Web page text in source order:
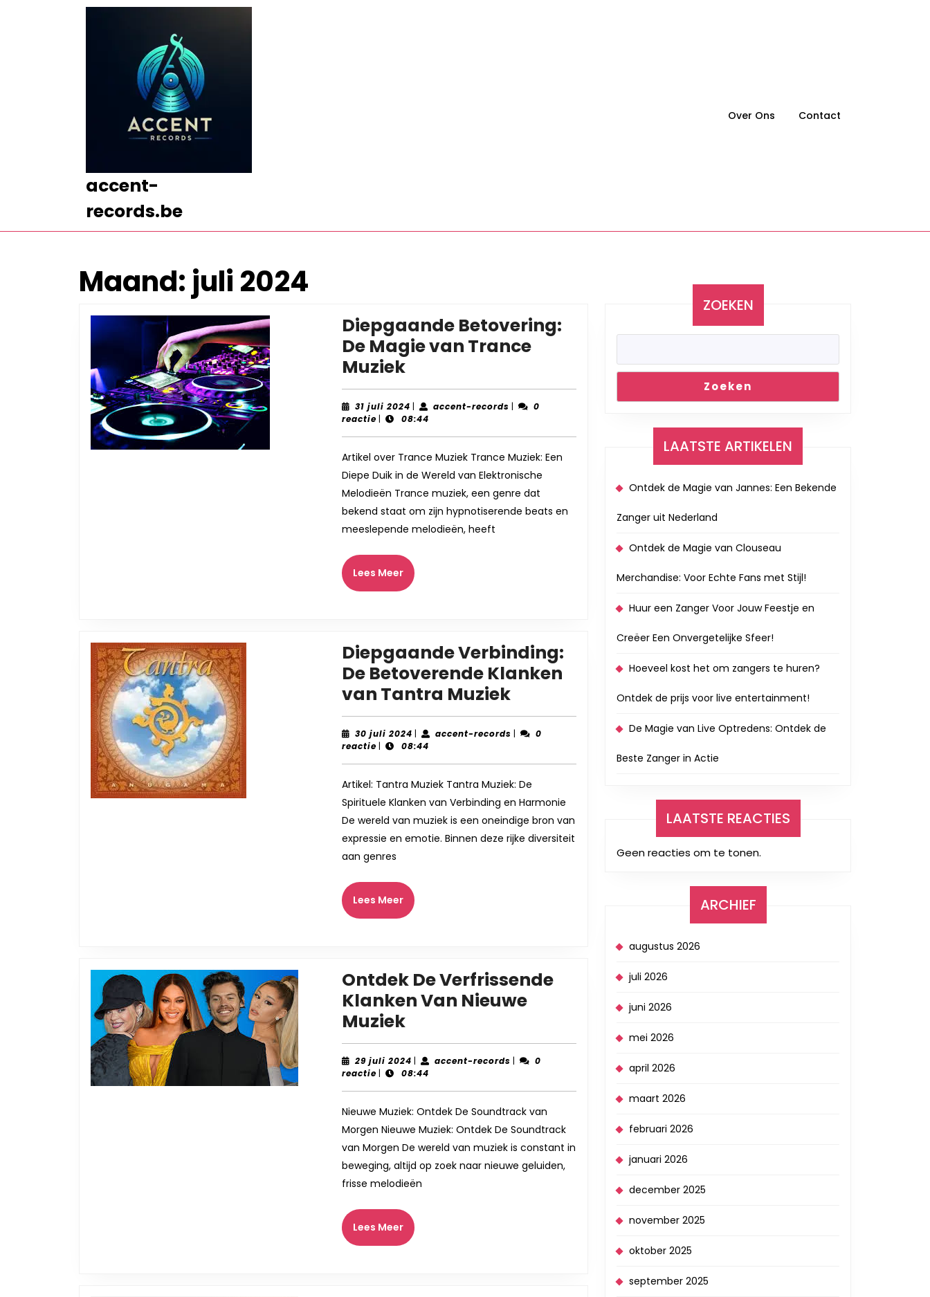
accent-
records.be
Over Ons Contact
Maand: juli 2024
Diepgaande Betovering:
De Magie van Trance
MuziekDiepgaande
Betovering:
De
Magie
van
Trance
Muziek
31 juli 2024 31
juli
| accent-records accent-
|
0
reactie | 08:44
Artikel over Trance Muziek Trance Muziek: Een
Diepe Duik in de Wereld van Elektronische
Melodieën Trance muziek, een genre dat
bekend staat om zijn hypnotiserende beats en
meeslepende melodieën, heeft
Lees MeerLees
Meer
Diepgaande Verbinding:
De Betoverende Klanken
van Tantra MuziekDiepgaande
Verbinding:
De
Betoverende
Klanken
van
Tantra
Muziek
30 juli 2024 30
juli
| accent-records accent-
|
0
reactie | 08:44
Artikel: Tantra Muziek Tantra Muziek: De
Spirituele Klanken van Verbinding en Harmonie
De wereld van muziek is een oneindige bron van
expressie en emotie. Binnen deze rijke diversiteit
aan genres
Lees MeerLees
Meer
Ontdek De Verfrissende
Klanken Van Nieuwe
MuziekOntdek
De
Verfrissende
Klanken
Van
Nieuwe
Muziek
29 juli 2024 29
juli
| accent-records accent-
|
0
reactie | 08:44
Nieuwe Muziek: Ontdek De Soundtrack van
Morgen Nieuwe Muziek: Ontdek De Soundtrack
van Morgen De wereld van muziek is constant in
beweging, altijd op zoek naar nieuwe geluiden,
frisse melodieën
Lees MeerLees
Meer
ZOEKEN
Zoeken
LAATSTE ARTIKELEN
Ontdek de Magie van Jannes: Een Bekende
Zanger uit Nederland
Ontdek de Magie van Clouseau
Merchandise: Voor Echte Fans met Stijl!
Huur een Zanger Voor Jouw Feestje en
Creëer Een Onvergetelijke Sfeer!
Hoeveel kost het om zangers te huren?
Ontdek de prijs voor live entertainment!
De Magie van Live Optredens: Ontdek de
Beste Zanger in Actie
LAATSTE REACTIES
Geen reacties om te tonen.
ARCHIEF
augustus 2026
juli 2026
juni 2026
mei 2026
april 2026
maart 2026
februari 2026
januari 2026
december 2025
november 2025
oktober 2025
september 2025